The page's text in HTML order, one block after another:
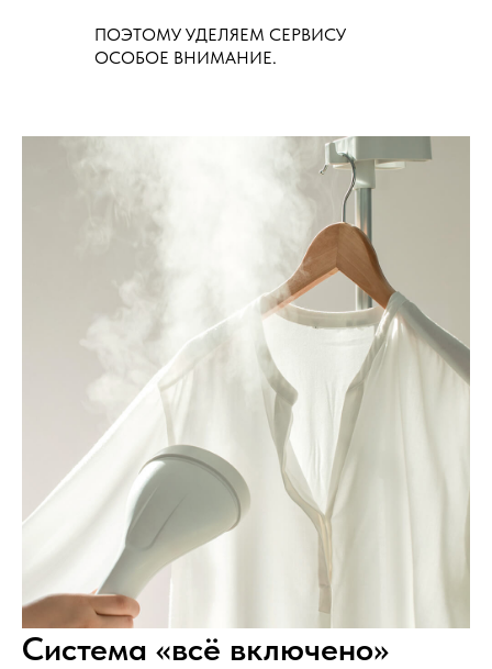
ПОЭТОМУ УДЕЛЯЕМ СЕРВИСУ
ОСОБОЕ ВНИМАНИЕ.
Система «всё включено»